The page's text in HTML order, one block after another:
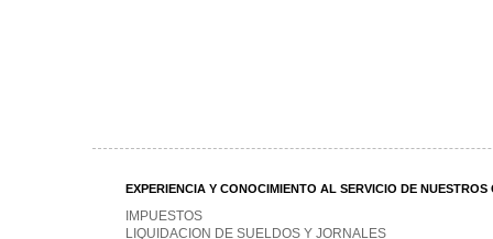
EXPERIENCIA Y CONOCIMIENTO AL SERVICIO DE NUESTROS
IMPUESTOS
LIQUIDACION DE SUELDOS Y JORNALES